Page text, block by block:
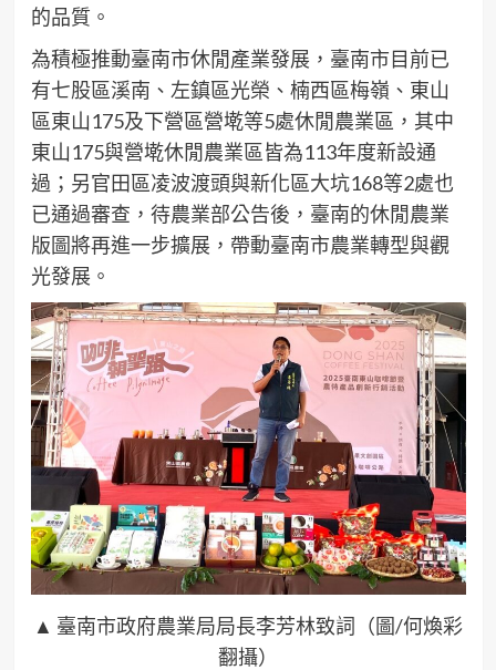
的品質。
為積極推動臺南市休閒產業發展，臺南市目前已
有七股區溪南、左鎮區光榮、楠西區梅嶺、東山
區東山175及下營區營墘等5處休閒農業區，其中
東山175與營墘休閒農業區皆為113年度新設通
過；另官田區凌波渡頭與新化區大坑168等2處也
已通過審查，待農業部公告後，臺南的休閒農業
版圖將再進一步擴展，帶動臺南市農業轉型與觀
光發展。
▲ 臺南市政府農業局局長李芳林致詞（圖/何煥彩
翻攝）